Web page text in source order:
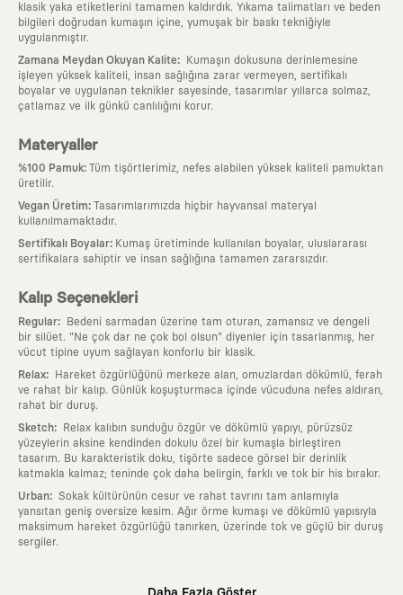
klasik yaka etiketlerini tamamen kaldırdık. Yıkama talimatları ve beden
bilgileri doğrudan kumaşın içine, yumuşak bir baskı tekniğiyle
uygulanmıştır.
Zamana Meydan Okuyan Kalite:
Kumaşın dokusuna derinlemesine
işleyen yüksek kaliteli, insan sağlığına zarar vermeyen, sertifikalı
boyalar ve uygulanan teknikler sayesinde, tasarımlar yıllarca solmaz,
çatlamaz ve ilk günkü canlılığını korur.
Materyaller
%100 Pamuk:
Tüm tişörtlerimiz, nefes alabilen yüksek kaliteli pamuktan
üretilir.
Vegan Üretim:
Tasarımlarımızda hiçbir hayvansal materyal
kullanılmamaktadır.
Sertifikalı Boyalar: Kumaş üretiminde kullanılan boyalar, uluslararası
sertifikalara sahiptir ve insan sağlığına tamamen zararsızdır.
Kalıp Seçenekleri
Regular:
Bedeni sarmadan üzerine tam oturan, zamansız ve dengeli
bir silüet. "Ne çok dar ne çok bol olsun" diyenler için tasarlanmış, her
vücut tipine uyum sağlayan konforlu bir klasik.
Relax:
Hareket özgürlüğünü merkeze alan, omuzlardan dökümlü, ferah
ve rahat bir kalıp. Günlük koşuşturmaca içinde vücuduna nefes aldıran,
rahat bir duruş.
Sketch:
Relax kalıbın sunduğu özgür ve dökümlü yapıyı, pürüzsüz
yüzeylerin aksine kendinden dokulu özel bir kumaşla birleştiren
tasarım. Bu karakteristik doku, tişörte sadece görsel bir derinlik
katmakla kalmaz; teninde çok daha belirgin, farklı ve tok bir his bırakır.
Urban: Sokak kültürünün cesur ve rahat tavrını tam anlamıyla
yansıtan geniş oversize kesim. Ağır örme kumaşı ve dökümlü yapısıyla
maksimum hareket özgürlüğü tanırken, üzerinde tok ve güçlü bir duruş
sergiler.